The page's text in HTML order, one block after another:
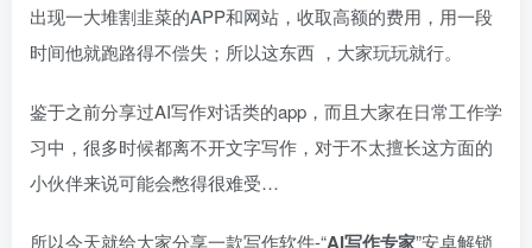
出现一大堆割韭菜的APP和网站，收取高额的费用，用一段
时间他就跑路得不偿失；所以这东西 ，大家玩玩就行。
鉴于之前分享过AI写作对话类的app，而且大家在日常工作学
习中，很多时候都离不开文字写作，对于不太擅长这方面的
小伙伴来说可能会憋得很难受…
所以今天就给大家分享一款写作软件-“AI写作专家”安卓解锁